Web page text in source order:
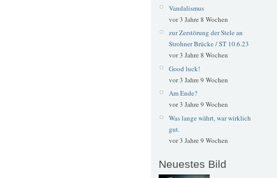
Vandalismus
vor 3 Jahre 8 Wochen
zur Zerstörung der Stele an
Strohner Brücke / ST 10.6.23
vor 3 Jahre 8 Wochen
Good luck!
vor 3 Jahre 9 Wochen
Am Ende?
vor 3 Jahre 9 Wochen
Was lange währt, war wirklich
gut.
vor 3 Jahre 9 Wochen
Neuestes Bild